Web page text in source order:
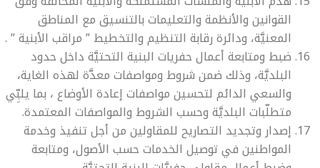
القوانين والأنظمة والتعليمات بالتنسيق مع المناطق
المعنيَّة، ودائرة رقابة التنظيم والتخطيط ” مراقب الأبنية ” .
ضبط ومتابعة أعمال حفريات البنية التحتيَّة داخل حدود
البلديَّة، وذلك ضمن شروط ومواصفات معدَّة لهذه الغاية،
والسعي الدائم لتحسين مواصفات إعادة الأوضاع ، بما يلبِّي
متطلّبات البلديَّة وحسب الشروط والمواصفات المعتمدة.
إصدار وتجديد التصاريح للمقاولين من أجل تنفيذ وخدمة
المواطنين في توصيل الخدمات حسب الأصول، ومتابعة